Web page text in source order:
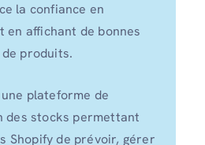
la confiance en
en affichant de bonnes
produits.
plateforme de
des stocks permettant
Shopify de prévoir, gérer